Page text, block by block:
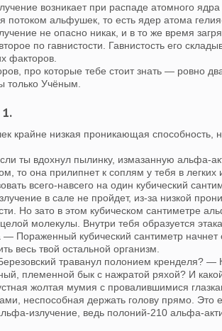
возникает при распаде атомного
потоком альфушек, то есть ядер атома
не опасно никак, и в то же время
по гавнистости. Гавнистость его
факторов.
про которые тебе стоит знать — ровно
только Учёным.
крайне низкая проникающая способность,
ты вдохнул пылинку, измазанную альфа-
то она прилипнет к соплям у тебя в легких
всего-навсего на один кубический
в сале не пройдет, из-за низкой
Но зато в этом кубическом сантиметре
молекулы. Внутри тебя образуется
— Пораженный кубический сантиметр начнет
весь твой остальной организм.
траванул полонием кренделя? —
племенной бык с нажратой ряхой? И
жолтая мумия с провалившимися
неспособная держать голову прямо. Это
излучение, ведь полоний-210 альфа-